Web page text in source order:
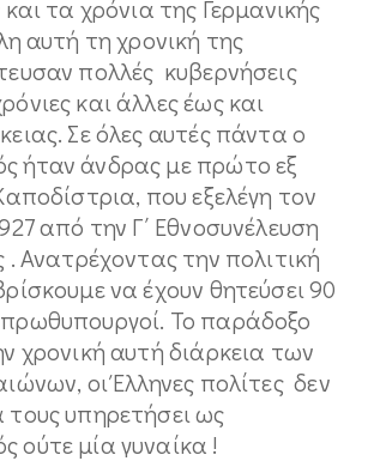
τα χρόνια της Γερμανικής
αυτή τη χρονική της
πολλές κυβερνήσεις
και άλλες έως και
Σε όλες αυτές πάντα ο
ήταν άνδρας με πρώτο εξ
που εξελέγη τον
από την Γ΄ Εθνοσυνέλευση
. Ανατρέχοντας την πολιτική
να έχουν θητεύσει 90
Το παράδοξο
χρονική αυτή διάρκεια των
οι Έλληνες πολίτες δεν
υπηρετήσει ως
ούτε μία γυναίκα !